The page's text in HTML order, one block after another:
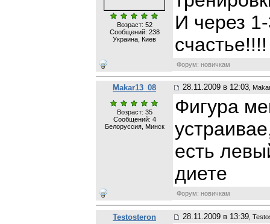
Возраст: 52
Сообщений: 238
Украина, Киев
И через
счастье!!!!
Форум: новичкам
Makar13_08 28.11.2009 в 12:03 ,
Возраст: 35
Сообщений: 4
Белоруссия, Минск
Фигура
есть
диете
Форум: новичкам
Testosteron 28.11.2009 в 13:39 ,